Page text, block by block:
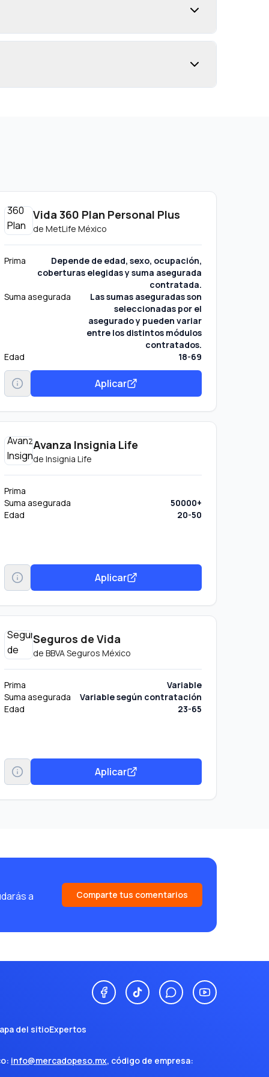
Vida 360 Plan Personal Plus
de MetLife México
Prima
Depende de edad, sexo, ocupación,
coberturas elegidas y suma asegurada
contratada.
Suma asegurada
Las sumas aseguradas son
seleccionadas por el
asegurado y pueden variar
entre los distintos módulos
contratados.
Edad
18-69
Aplicar
Avanza Insignia Life
de Insignia Life
Prima
Suma asegurada
50000+
Edad
20-50
Aplicar
Seguros de Vida
de BBVA Seguros México
Prima
Variable
Suma asegurada
Variable según contratación
Edad
23-65
Aplicar
a Comparte tus comentarios
del sitioExpertos
info@mercadopeso.mx, código de empresa: